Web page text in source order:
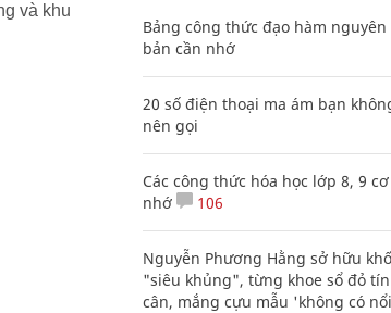
và khu
Bảng công thức đạo hàm
bản cần nhớ
20 số điện thoại ma ám bạn
nên gọi
Các công thức hóa học lớp 8, 9
nhớ
106
Nguyễn Phương Hằng sở hữu
"siêu khủng", từng khoe sổ đỏ
cân, mắng cựu mẫu 'không có